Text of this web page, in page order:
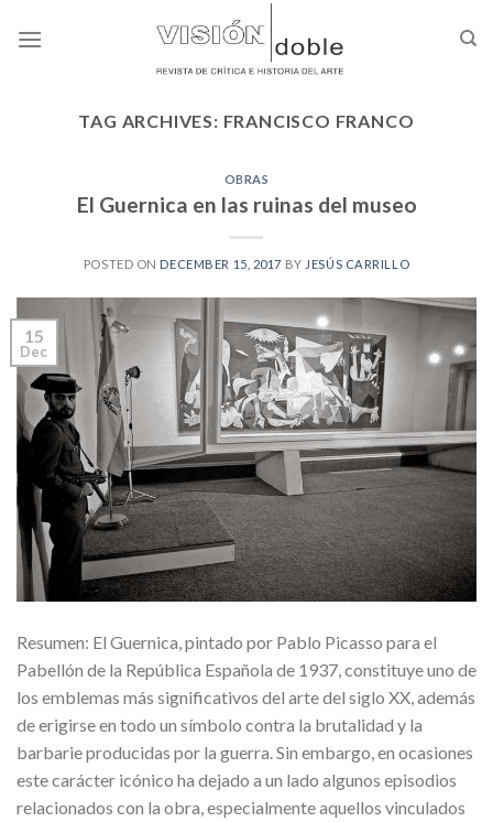
TAG ARCHIVES: FRANCISCO FRANCO
OBRAS
El Guernica en las ruinas del museo
POSTED ON DECEMBER 15, 2017 BY JESÚS CARRILLO
15
Dec
Resumen: El Guernica, pintado por Pablo Picasso para el
Pabellón de la República Española de 1937, constituye uno de
los emblemas más significativos del arte del siglo XX, además
de erigirse en todo un símbolo contra la brutalidad y la
barbarie producidas por la guerra. Sin embargo, en ocasiones
este carácter icónico ha dejado a un lado algunos episodios
relacionados con la obra, especialmente aquellos vinculados